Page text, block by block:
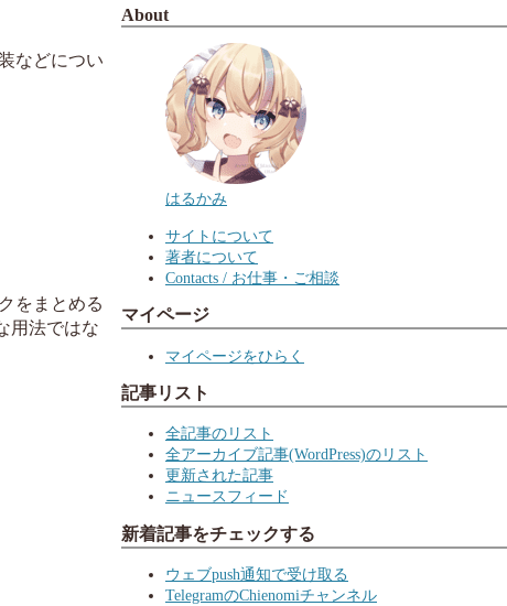
などについ
をまとめる
用法ではな
About
はるかみ
サイトについて
著者について
Contacts / お仕事・ご相談
マイページ
マイページをひらく
記事リスト
全記事のリスト
全アーカイブ記事(WordPress)のリスト
更新された記事
ニュースフィード
新着記事をチェックする
ウェブpush通知で受け取る
TelegramのChienomiチャンネル